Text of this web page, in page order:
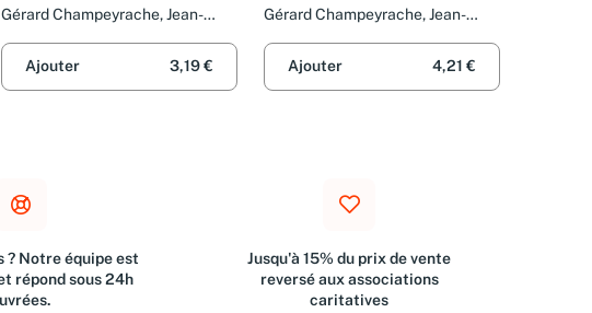
CE2
Gérard Champeyrache, Jean-
Ajouter
3,19 €
approfondissements
Gérard Champeyrache, Jean-
Ajouter
4,21 €
? Notre équipe est
répond sous 24h
Jusqu'à 15% du prix de vente
reversé aux associations
caritatives